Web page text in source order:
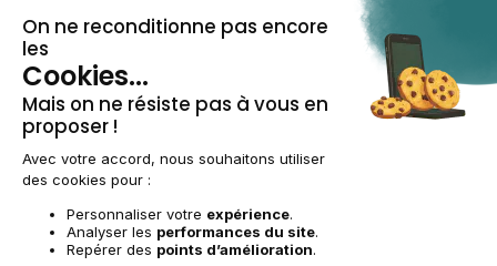
Mentions légales & CGU
Conditions générales de venteDonnées personnelles
AccessibilitéPlan du site